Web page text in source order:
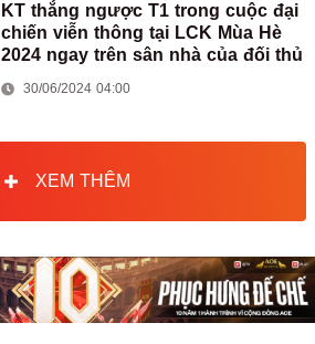
KT thắng ngược T1 trong cuộc đại
chiến viễn thông tại LCK Mùa Hè
2024 ngay trên sân nhà của đối thủ
30/06/2024 04:00
XEM THÊM